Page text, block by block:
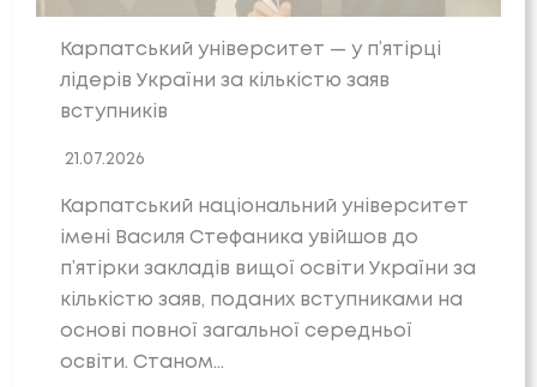
Карпатський університет — у п’ятірці
лідерів України за кількістю заяв
вступників
21.07.2026
Карпатський національний університет
імені Василя Стефаника увійшов до
п’ятірки закладів вищої освіти України за
кількістю заяв, поданих вступниками на
основі повної загальної середньої
освіти. Станом…